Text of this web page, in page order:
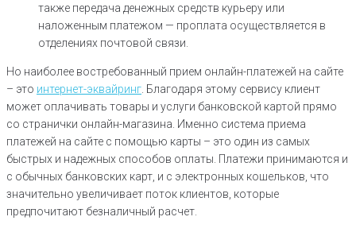
также передача денежных средств курьеру или
наложенным платежом — проплата осуществляется в
отделениях почтовой связи.
Но наиболее востребованный прием онлайн-платежей на сайте
– это интернет-эквайринг . Благодаря этому сервису клиент
может оплачивать товары и услуги банковской картой прямо
со странички онлайн-магазина. Именно система приема
платежей на сайте с помощью карты – это один из самых
быстрых и надежных способов оплаты. Платежи принимаются и
с обычных банковских карт, и с электронных кошельков, что
значительно увеличивает поток клиентов, которые
предпочитают безналичный расчет.